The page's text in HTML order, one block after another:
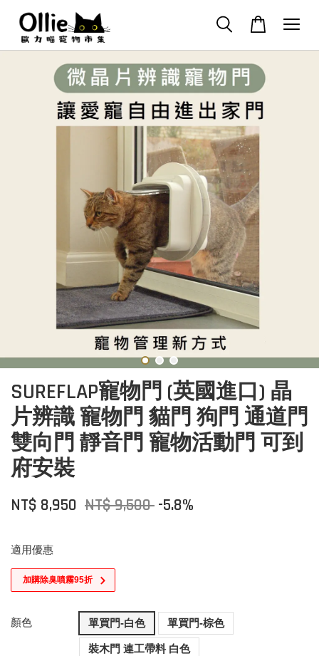
SUREFLAP寵物門 (英國進口) 晶
片辨識 寵物門 貓門 狗門 通道門
雙向門 靜音門 寵物活動門 可到
府安裝
NT$ 8,950 NT$ 9,500 -5.8%
適用優惠
加購除臭噴霧95折
顏色 單買門-白色 單買門-棕色
裝木門 連工帶料 白色